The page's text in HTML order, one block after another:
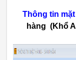
Thông tin
hàng (Khổ